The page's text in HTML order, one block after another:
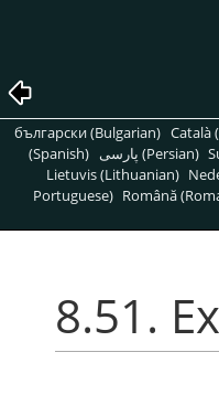
български (Bulgarian) Català
(Spanish)
پارسی (Persian)
Lietuvis (Lithuanian)
Portuguese) Română
8.51.